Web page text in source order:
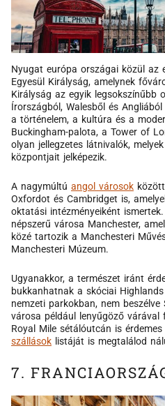
Nyugat európa országai közül az
Egyesül Királyság, amelynek
Királyság az egyik legsokszínűbb
Írországból, Walesből és
a történelem, a kultúra és a
Buckingham-palota, a Tower of
olyan jellegzetes látnivalók,
központjait jelképezik.
A nagymúltú angol városok
Oxfordot és Cambridget is,
oktatási intézményeiként
népszerű városa Manchester,
közé tartozik a Manchesteri
Manchesteri Múzeum.
Ugyanakkor, a természet iránt
bukkanhatnak a skóciai
nemzeti parkokban, nem
városa például lenyűgöző
Royal Mile sétálóutcán is
szállások listáját is megtalálod
7.